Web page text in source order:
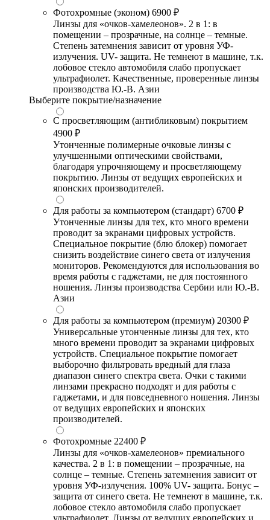
Фотохромные (эконом) 6900 ₽
Линзы для «очков-хамелеонов». 2 в 1: в
помещении – прозрачные, на солнце – темные.
Степень затемнения зависит от уровня УФ-
излучения. UV- защита. Не темнеют в машине, т.к.
лобовое стекло автомобиля слабо пропускает
ультрафиолет. Качественные, проверенные линзы
производства Ю.-В. Азии
Выберите покрытие/назначение
С просветляющим (антибликовым) покрытием
4900 ₽
Утонченные полимерные очковые линзы с
улучшенными оптическими свойствами,
благодаря упрочняющему и просветляющему
покрытию. Линзы от ведущих европейских и
японских производителей.
Для работы за компьютером (стандарт) 6700 ₽
Утонченные линзы для тех, кто много времени
проводит за экранами цифровых устройств.
Специальное покрытие (блю блокер) помогает
снизить воздействие синего света от излучения
мониторов. Рекомендуются для использования во
время работы с гаджетами, не для постоянного
ношения. Линзы производства Сербии или Ю.-В.
Азии
Для работы за компьютером (премиум) 20300 ₽
Универсальные утонченные линзы для тех, кто
много времени проводит за экранами цифровых
устройств. Специальное покрытие помогает
выборочно фильтровать вредный для глаза
диапазон синего спектра света. Очки с такими
линзами прекрасно подходят и для работы с
гаджетами, и для повседневного ношения. Линзы
от ведущих европейских и японских
производителей.
Фотохромные 22400 ₽
Линзы для «очков-хамелеонов» премиального
качества. 2 в 1: в помещении – прозрачные, на
солнце – темные. Степень затемнения зависит от
уровня УФ-излучения. 100% UV- защита. Бонус –
защита от синего света. Не темнеют в машине, т.к.
лобовое стекло автомобиля слабо пропускает